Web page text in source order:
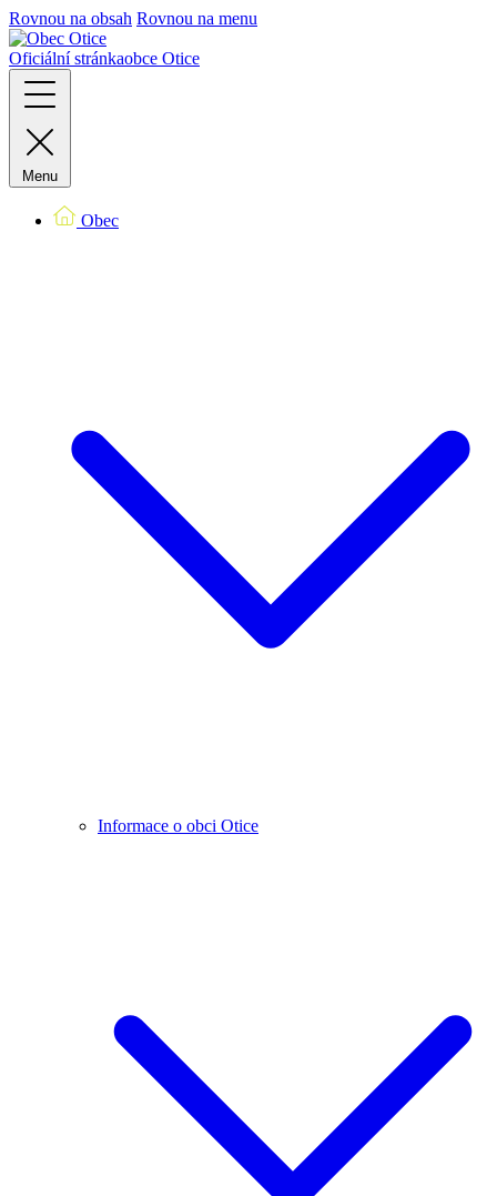
Rovnou na obsah Rovnou na menu
Oficiální stránkaobce Otice
Menu
Obec
Informace o obci Otice